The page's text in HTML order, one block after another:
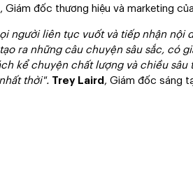
Giám đốc thương hiệu và marketing
người liên tục vuốt và tiếp nhận nội
ra những câu chuyện sâu sắc, có
kể chuyện chất lượng và chiều
thời". Trey Laird , Giám đốc sáng